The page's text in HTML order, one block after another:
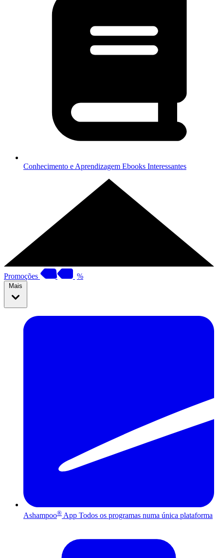
Conhecimento e Aprendizagem Ebooks Interessantes
Promoções %
Mais
Ashampoo® App Todos os programas numa única plataforma